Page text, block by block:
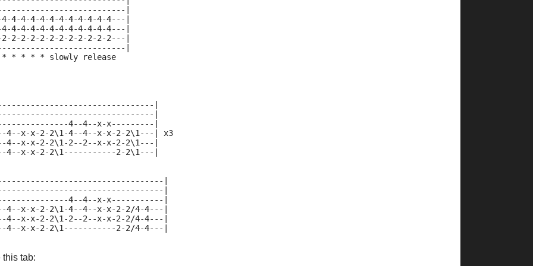
|
4-4-4-4-4-4-4-4-4-4-4---|
4-4-4-4-4-4-4-4-4-4-4---|
2-2-2-2-2-2-2-2-2-2-2---|
|
* * * * slowly release
|
|
4--4--x-x---------|
4--x-x-2-2\1-4--4--x-x-2-2\1---| x3
4--x-x-2-2\1-2--2--x-x-2-2\1---|
4--x-x-2-2\1-----------2-2\1---|
|
|
4--4--x-x-----------|
4--x-x-2-2\1-4--4--x-x-2-2/4-4---|
4--x-x-2-2\1-2--2--x-x-2-2/4-4---|
4--x-x-2-2\1-----------2-2/4-4---|
this tab: